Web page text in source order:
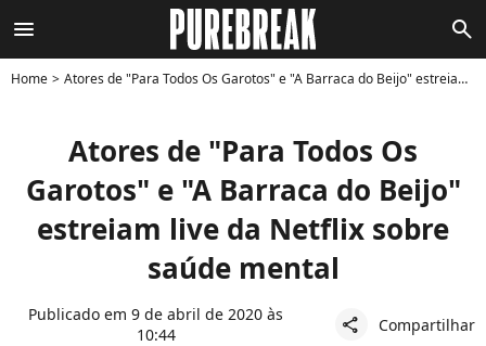
menu search
Home Atores de "Para Todos Os Garotos" e "A Barraca do Beijo" estreiam live da Netflix sobre saúde mental
Atores de "Para Todos Os
Garotos" e "A Barraca do Beijo"
estreiam live da Netflix sobre
saúde mental
Publicado em 9 de abril de 2020 às
10:44
share Compartilhar